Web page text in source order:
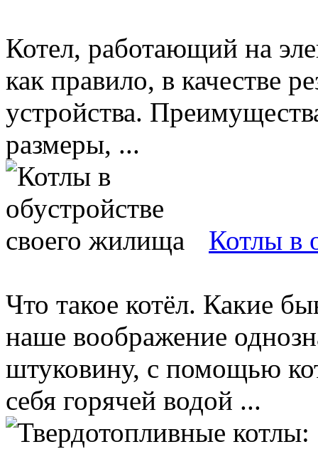
Котел, работающий на
как правило, в качестве
устройства.
размеры, ...
Котлы в
Что такое котёл. Какие
наше воображение
штуковину, с помощью
себя горячей водой ...